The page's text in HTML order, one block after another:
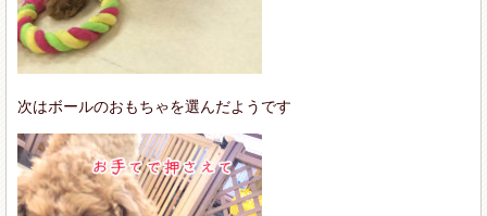
次はボールのおもちゃを選んだようです